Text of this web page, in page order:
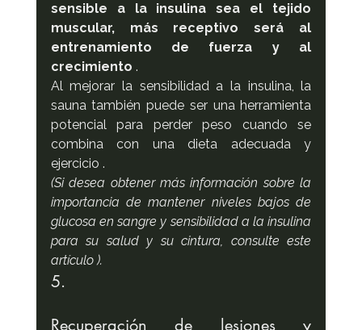
sensible a la insulina sea el tejido
muscular, más receptivo será al
entrenamiento de fuerza y ​​al
crecimiento .
Al mejorar la sensibilidad a la insulina, la
sauna también puede ser una herramienta
potencial para perder peso cuando se
combina con una dieta adecuada y
ejercicio .
(Si desea obtener más información sobre la
importancia de mantener niveles bajos de
glucosa en sangre y sensibilidad a la insulina
para su salud y su cintura, consulte este
artículo ).
5.
Recuperación de lesiones y